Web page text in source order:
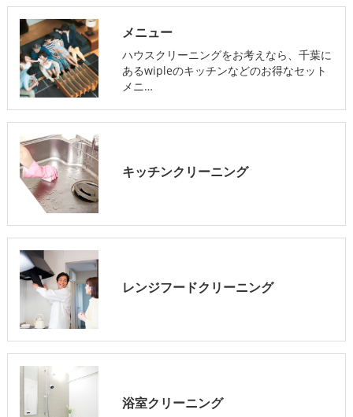
メニュー
ハウスクリーニングをお考えなら、千葉に
あるwipleのキッチンなどのお得なセット
メニ…
キッチンクリーニング
レンジフードクリーニング
浴室クリーニング